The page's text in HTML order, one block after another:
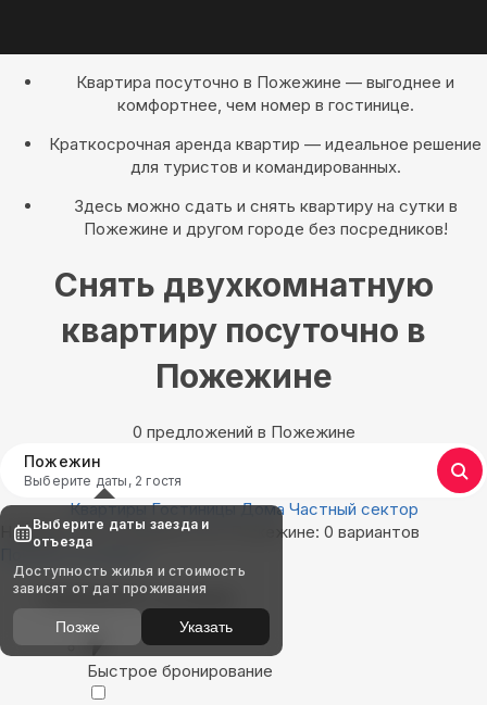
Квартира посуточно в Пожежине — выгоднее и
комфортнее, чем номер в гостинице.
Краткосрочная аренда квартир — идеальное решение
для туристов и командированных.
Здесь можно сдать и снять квартиру на сутки в
Пожежине и другом городе без посредников!
Снять двухкомнатную
квартиру посуточно в
Пожежине
0 предложений в Пожежине
Пожежин
Выберите даты, 2 гостя
Квартиры Гостиницы Дома Частный сектор
Найдём, где остановиться в Пожежине: 0 вариантов
Показать на карте
Выбирайте лучшее
Быстрое бронирование
Выберите даты заезда и
отъезда
Доступность жилья и стоимость
зависят от дат проживания
Позже Указать